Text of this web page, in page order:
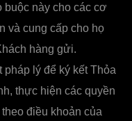
buộc này cho các cơ
và cung cấp cho họ
hàng gửi.
pháp lý để ký kết Thỏa
thực hiện các quyền
điều khoản của